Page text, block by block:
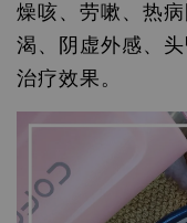
燥咳、劳嗽、热
渴、阴虚外感、
治疗效果。